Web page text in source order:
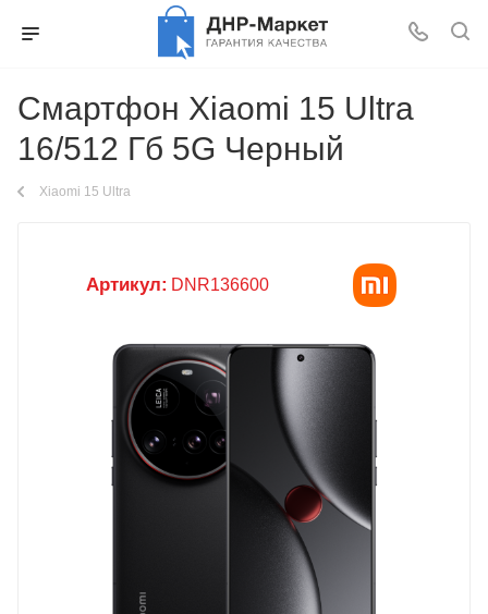
Смартфон Xiaomi 15 Ultra
16/512 Гб 5G Черный
Xiaomi 15 Ultra
Артикул: DNR136600